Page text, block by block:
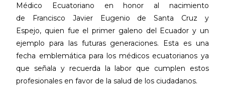
Médico Ecuatoriano en honor al nacimiento
de Francisco Javier Eugenio de Santa Cruz y
Espejo, quien fue el primer galeno del Ecuador y un
ejemplo para las futuras generaciones. Esta es una
fecha emblemática para los médicos ecuatorianos ya
que señala y recuerda la labor que cumplen estos
profesionales en favor de la salud de los ciudadanos.